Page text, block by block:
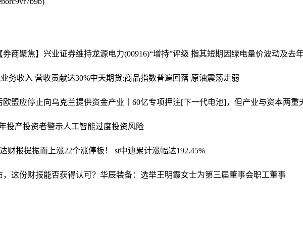
券商聚焦】兴业证券维持龙源电力(00916)“增持”评级 指其短期因绿电量价波动及去
务收入 营收贡献达30%中天期货:商品指数普遍回落 原油震荡走弱
盟应停止向乌克兰提供资金产业丨60亿专项押注[下一代电池]，但产业与资本两重
投产投资者警示人工智能过度投资风险
财报提振而上涨22个涨停板！ st中迪累计涨幅达192.45%
这份财报能否获得认可？ 华辰装备：选举王明霞女士为第三届董事会职工董事